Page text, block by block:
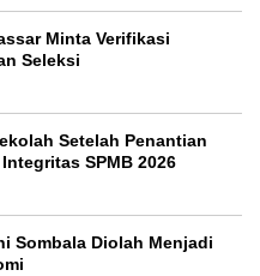
Minta Verifikasi
Seleksi
Setelah Penantian
SPMB 2026
Sombala Diolah Menjadi